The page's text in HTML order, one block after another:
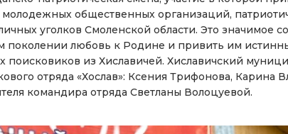
молодежных общественных организаций,
уголков Смоленской области. Это значимое
поколении любовь к Родине и привить им
поисковиков из Хиславичей. Хиславичский
отряда «Хослав»: Ксения Трифонова, Карина
командира отряда Светланы Волоцуевой.